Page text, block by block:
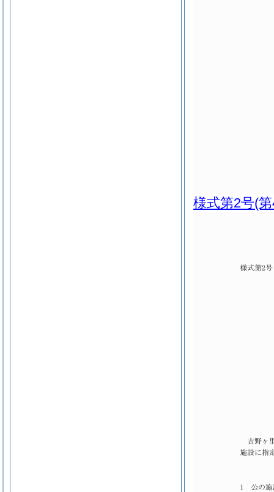
様式第2号(